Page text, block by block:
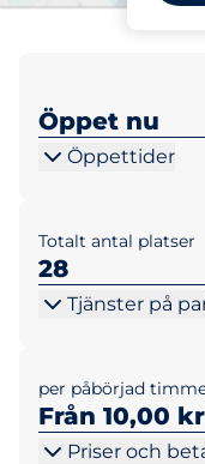
Öppet nu
Öppettider
Totalt antal platser
28
Tjänster på
per påbörjad
Från 10,00 kr
Priser och